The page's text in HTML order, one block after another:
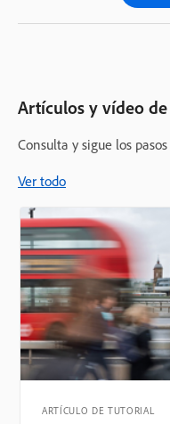
Artículos y vídeo
Consulta y sigue los
Ver todo
ARTÍCULO DE TUTORIAL